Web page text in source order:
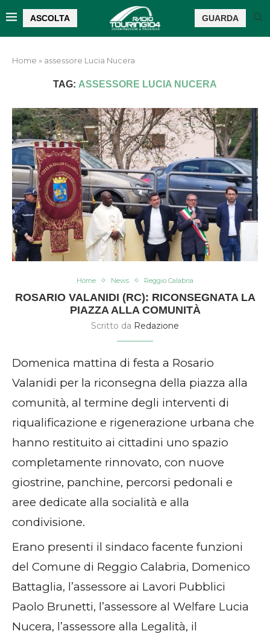
ASCOLTA GUARDA
Home » assessore Lucia Nucera
TAG: ASSESSORE LUCIA NUCERA
Home News Reggio Calabria
ROSARIO VALANIDI (RC): RICONSEGNATA LA
PIAZZA ALLA COMUNITÀ
Scritto da Redazione
Domenica mattina di festa a Rosario
Valanidi per la riconsegna della piazza alla
comunità, al termine degli interventi di
riqualificazione e rigenerazione urbana che
hanno restituito ai cittadini uno spazio
completamente rinnovato, con nuove
giostrine, panchine, percorsi pedonali e
aree dedicate alla socialità e alla
condivisione.
Erano presenti il sindaco facente funzioni
del Comune di Reggio Calabria, Domenico
Battaglia, l’assessore ai Lavori Pubblici
Paolo Brunetti, l’assessore al Welfare Lucia
Nucera, l’assessore alla Legalità, il